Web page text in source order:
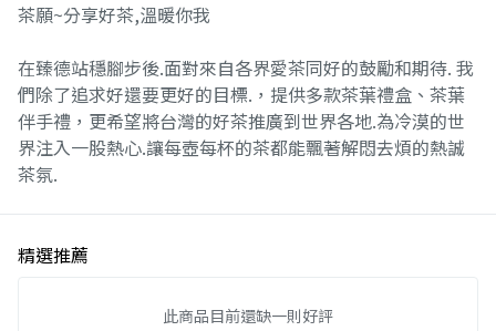
茶願~分享好茶,溫暖你我
在臻德站穩腳步後.面對來自各界愛茶同好的鼓勵和期待. 我
們除了追求好還要更好的目標.，提供多款茶葉禮盒、茶葉
伴手禮，更希望將台灣的好茶推廣到世界各地.為冷漠的世
界注入一股熱心.讓每壺每杯的茶都能飄著解悶去煩的熱誠
茶氛.
精選推薦
此商品目前還缺一則好評